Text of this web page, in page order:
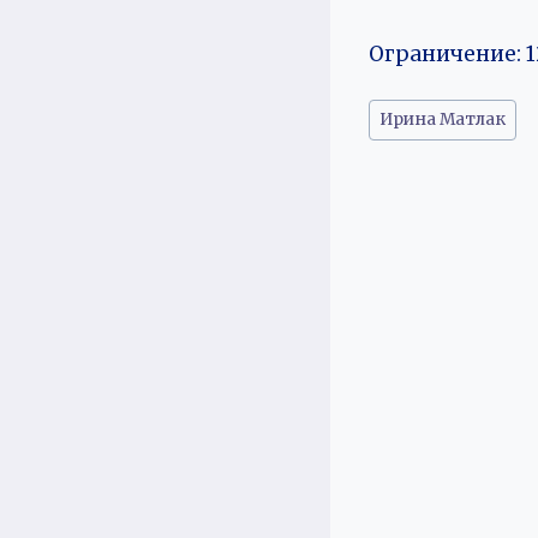
Ограничение:
Метки
записи:
Ирина Матлак